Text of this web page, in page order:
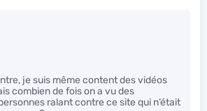
je suis même content des vidéos
combien de fois on a vu des
ralant contre ce site qui n’était